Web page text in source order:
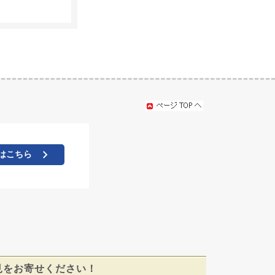
こちら
お寄せください！